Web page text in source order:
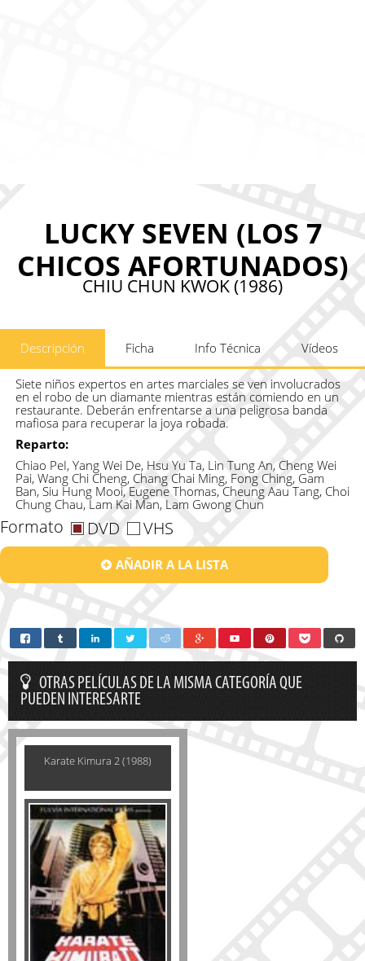
LUCKY SEVEN (LOS 7
CHICOS AFORTUNADOS)
CHIU CHUN KWOK (1986)
Descripción Ficha Info Técnica Vídeos
Siete niños expertos en artes marciales se ven involucrados
en el robo de un diamante mientras están comiendo en un
restaurante. Deberán enfrentarse a una peligrosa banda
mafiosa para recuperar la joya robada.
Reparto:
Chiao PeI, Yang Wei De, Hsu Yu Ta, Lin Tung An, Cheng Wei
Pai, Wang Chi Cheng, Chang Chai Ming, Fong Ching, Gam
Ban, Siu Hung Mooi, Eugene Thomas, Cheung Aau Tang, Choi
Chung Chau, Lam Kai Man, Lam Gwong Chun
Formato DVD VHS
AÑADIR A LA LISTA
OTRAS PELÍCULAS DE LA MISMA CATEGORÍA QUE
PUEDEN INTERESARTE
Karate Kimura 2 (1988)